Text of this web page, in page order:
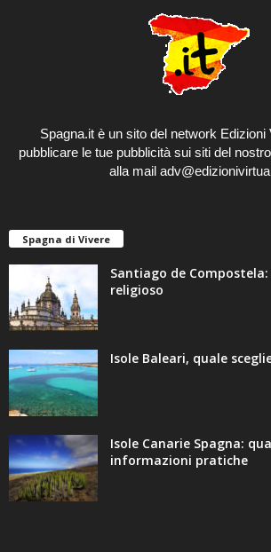
Spagna.it è un sito del network Edizioni
pubblicare le tue pubblicità sui siti del
alla mail
Spagna di Vivere
Santiago de
religioso
Isole Baleari, quale
Isole Canarie Spagna:
informazioni pratiche